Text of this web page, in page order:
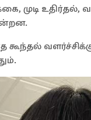
முடி
கூந்தல்